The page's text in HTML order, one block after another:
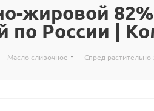
жировой
по России |
- Масло сливочное - Спред